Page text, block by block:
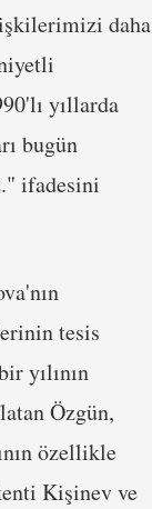
daha
yıllarda
bugün
ifadesini
tesis
yılının
Özgün,
özellikle
Kişinev ve